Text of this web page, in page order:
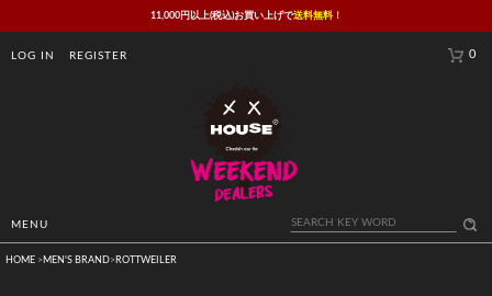
11,000円以上(税込)お買い上げで送料無料！
LOG IN REGISTER 0
MENU
HOME > MEN'S BRAND> ROTTWEILER